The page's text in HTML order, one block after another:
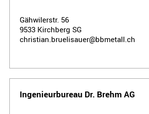
Gähwilerstr. 56
9533 Kirchberg SG
christian.bruelisauer@bbmetall.ch
Ingenieurbureau Dr. Brehm AG